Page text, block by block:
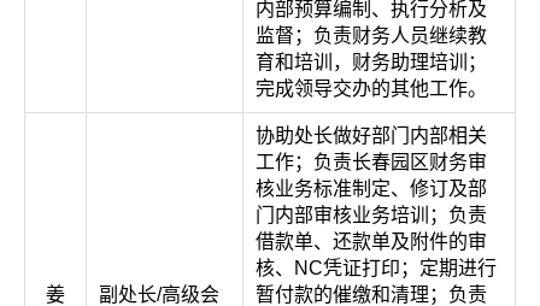
内部预算编制、执行分析及
监督；负责财务人员继续教
育和培训，财务助理培训；
完成领导交办的其他工作。
姜
副处长/高级会
协助处长做好部门内部相关
工作；负责长春园区财务审
核业务标准制定、修订及部
门内部审核业务培训；负责
借款单、还款单及附件的审
核、NC凭证打印；定期进行
暂付款的催缴和清理；负责